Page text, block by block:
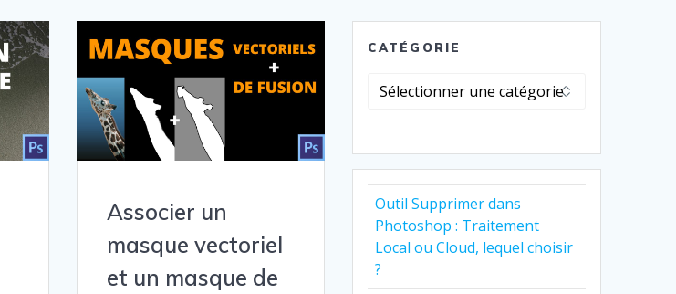
Associer un
masque vectoriel
et un masque de
CATÉGORIE
Catégorie
Outil Supprimer dans
Photoshop : Traitement
Local ou Cloud, lequel choisir
?